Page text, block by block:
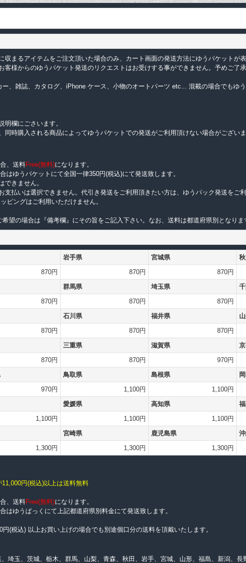
まるアイテムをご注文頂いた場合のみ、カート画面の発送方法にゆうパケットが表
様からのゆうパケット発送のリクエストはお受けする事ができません。予めご了承
、雑誌、カタログ、iPhone ケース、小物のオートパーツ etc... 混載の場合でもゆ
明欄にごさいます。
時購入される商品によってゆうパケットでの発送がご利用頂けない場合がござい
、送料Free(無料)になります。
はゆうパケットにて全国一律350円(税込)にて発送致します。
できません。
払いは選択できません。代引き発送をご利用頂きたい方は、ゆうパック発送をご利
ピングはご利用いただけません。
望の場合は『備考欄』にその旨をご記入下さい。なお、送料は都道府県別となりま
岩手県 宮城県
870円 870円 870円
群馬県 埼玉県
870円 870円 870円
石川県 福井県
870円 870円 870円
三重県 滋賀県
870円 870円 970円
鳥取県 島根県
970円 1,100円 1,100円
愛媛県 高知県
1,100円 1,100円 1,100円
宮崎県 鹿児島県
1,300円 1,300円 1,300円
円(税込)以上は送料無料
、送料Free(無料)になります。
はゆうぱっくにて上記都道府県別料金にて発送致します。
(税込) 以上お買い上げの場合でも別途個口分の送料を頂戴いたします。
埼玉、茨城、栃木、群馬、山梨、青森、秋田、岩手、宮城、山形、福島、新潟、